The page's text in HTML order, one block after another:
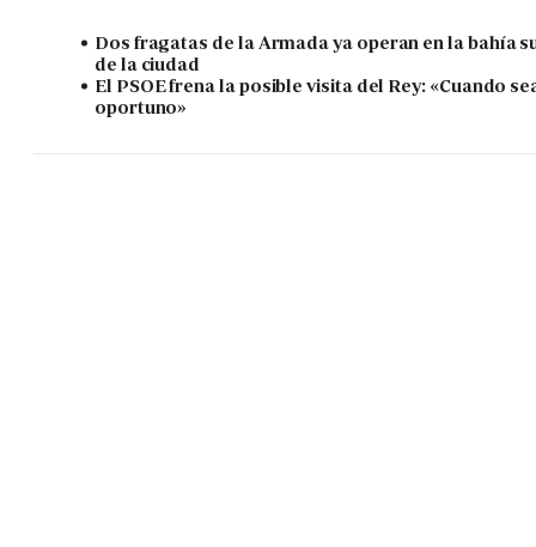
Dos fragatas de la Armada ya operan en la bahía
de la ciudad
El PSOE frena la posible visita del Rey: «Cuando
oportuno»